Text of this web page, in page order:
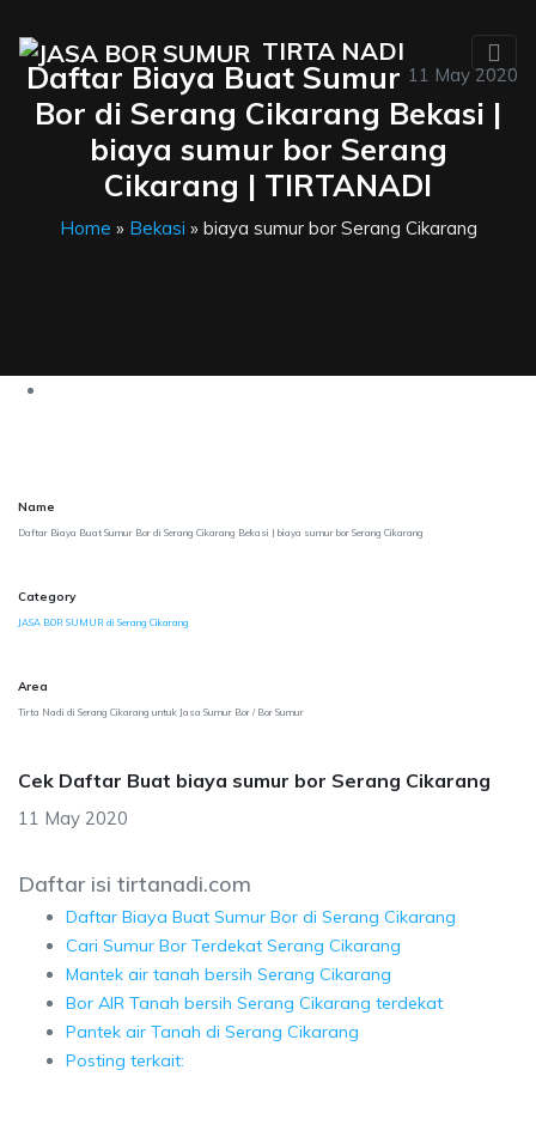
TIRTA NADI
11 May 2020
Daftar Biaya Buat Sumur
Bor di Serang Cikarang Bekasi |
biaya sumur bor Serang
Cikarang | TIRTANADI
Home » Bekasi » biaya sumur bor Serang Cikarang
Name
Daftar Biaya Buat Sumur Bor di Serang Cikarang Bekasi | biaya sumur bor Serang Cikarang
Category
JASA BOR SUMUR di Serang Cikarang
Area
Tirta Nadi di Serang Cikarang untuk Jasa Sumur Bor / Bor Sumur
Cek Daftar Buat biaya sumur bor Serang Cikarang
11 May 2020
Daftar isi tirtanadi.com
Daftar Biaya Buat Sumur Bor di Serang Cikarang
Cari Sumur Bor Terdekat Serang Cikarang
Mantek air tanah bersih Serang Cikarang
Bor AIR Tanah bersih Serang Cikarang terdekat
Pantek air Tanah di Serang Cikarang
Posting terkait: